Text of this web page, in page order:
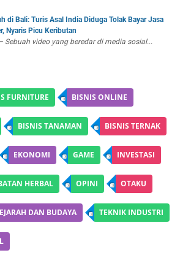
di Bali: Turis Asal India Diduga Tolak Bayar Jasa
Nyaris Picu Keributan
Sebuah video yang beredar di media sosial...
FURNITURE BISNIS ONLINE
BISNIS TANAMAN BISNIS TERNAK
EKONOMI GAME INVESTASI
HERBAL OPINI OTAKU
DAN BUDAYA TEKNIK INDUSTRI